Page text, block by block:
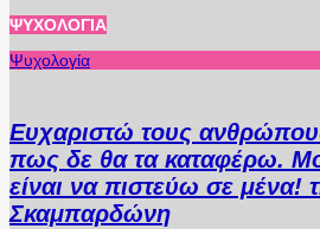
ΨΥΧΟΛΟΓΊΑ
Ψυχολογία
Ευχαριστώ τους
πως δε θα τα καταφέρω.
είναι να πιστεύω σε μένα!
Σκαμπαρδώνη